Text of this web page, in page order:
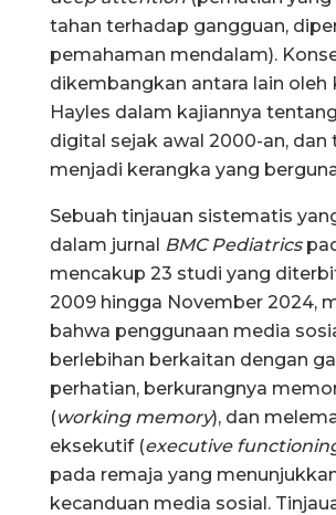
tahan terhadap gangguan,
pemahaman mendalam).
dikembangkan antara lain oleh
Hayles dalam kajiannya
digital sejak awal 2000-an, dan
menjadi kerangka yang
Sebuah tinjauan sistematis
dalam jurnal BMC Pediatrics
mencakup 23 studi yang
2009 hingga November 2024,
bahwa penggunaan media
berlebihan berkaitan dengan
perhatian, berkurangnya
(working memory), dan
eksekutif (executive
pada remaja yang
kecanduan media sosial.